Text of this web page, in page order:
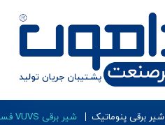
شیر برقی پنوماتیک شیر برقی VUVS فستو